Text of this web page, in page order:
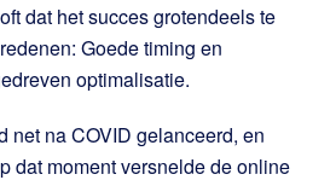
dat het succes grotendeels te
Goede timing en
optimalisatie.
net na COVID gelanceerd, en
dat moment versnelde de online